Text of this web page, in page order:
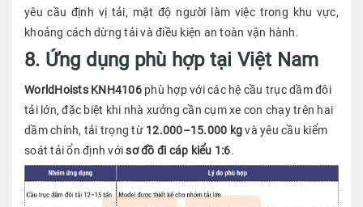
yêu cầu định vị tải, mật độ người làm việc trong khu vực,
khoảng cách dừng tải và điều kiện an toàn vận hành.
8. Ứng dụng phù hợp tại Việt Nam
WorldHoists KNH4106phù hợp với các hệ cầu trục dầm đôi
tải lớn, đặc biệt khi nhà xưởng cần cụm xe con chạy trên hai
dầm chính, tải trọng từ 12.000–15.000 kgvà yêu cầu kiểm
soát tải ổn định vớisơ đồ đi cáp kiểu 1:6.